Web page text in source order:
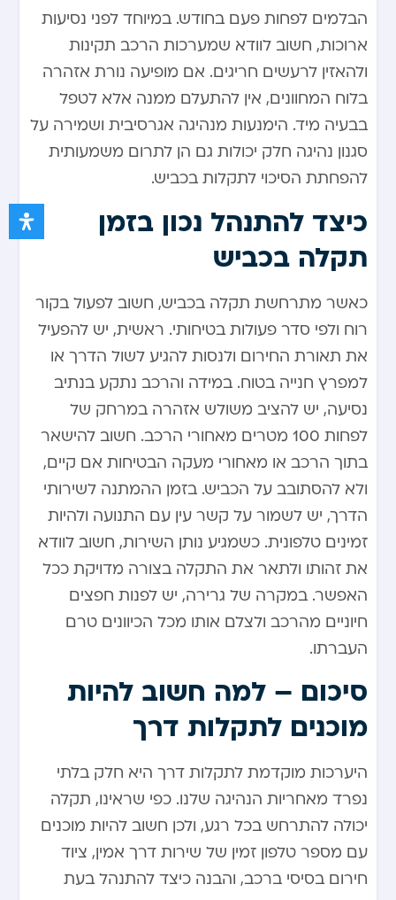
הבלמים לפחות פעם בחודש. במיוחד לפני נסיעות
ארוכות, חשוב לוודא שמערכות הרכב תקינות
ולהאזין לרעשים חריגים. אם מופיעה נורת אזהרה
בלוח המחוונים, אין להתעלם ממנה אלא לטפל
בבעיה מיד. הימנעות מנהיגה אגרסיבית ושמירה על
סגנון נהיגה חלק יכולות גם הן לתרום משמעותית
להפחתת הסיכוי לתקלות בכביש.
כיצד להתנהל נכון בזמן
תקלה בכביש
כאשר מתרחשת תקלה בכביש, חשוב לפעול בקור
רוח ולפי סדר פעולות בטיחותי. ראשית, יש להפעיל
את תאורת החירום ולנסות להגיע לשול הדרך או
למפרץ חנייה בטוח. במידה והרכב נתקע בנתיב
נסיעה, יש להציב משולש אזהרה במרחק של
לפחות 100 מטרים מאחורי הרכב. חשוב להישאר
בתוך הרכב או מאחורי מעקה הבטיחות אם קיים,
ולא להסתובב על הכביש. בזמן ההמתנה לשירותי
הדרך, יש לשמור על קשר עין עם התנועה ולהיות
זמינים טלפונית. כשמגיע נותן השירות, חשוב לוודא
את זהותו ולתאר את התקלה בצורה מדויקת ככל
האפשר. במקרה של גרירה, יש לפנות חפצים
חיוניים מהרכב ולצלם אותו מכל הכיוונים טרם
העברתו.
סיכום – למה חשוב להיות
מוכנים לתקלות דרך
היערכות מוקדמת לתקלות דרך היא חלק בלתי
נפרד מאחריות הנהיגה שלנו. כפי שראינו, תקלה
יכולה להתרחש בכל רגע, ולכן חשוב להיות מוכנים
עם מספר טלפון זמין של שירות דרך אמין, ציוד
חירום בסיסי ברכב, והבנה כיצד להתנהל בעת